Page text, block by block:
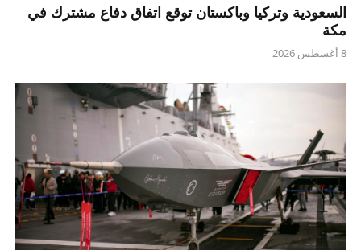
السعودية وتركيا وباكستان توقع اتفاق دفاع مشترك في
مكة
8 أغسطس 2026